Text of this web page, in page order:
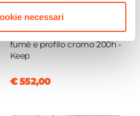
necessari
CODICE:40912712
Box doccia walk-in 70x120
cm angolare con vetro
fumè e profilo cromo 200h -
Keep
€ 552,00